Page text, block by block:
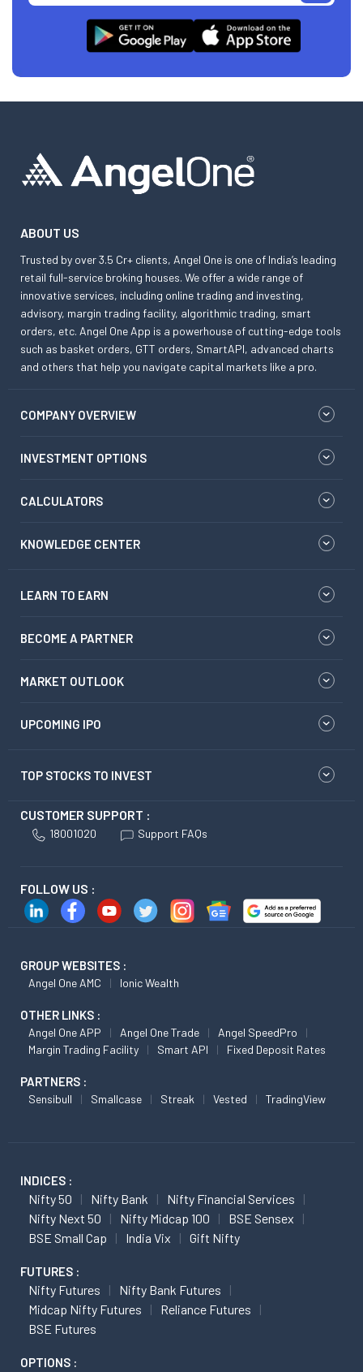
ABOUT US
Trusted by over 3.5 Cr+ clients, Angel One is one of India’s leading
retail full-service broking houses. We offer a wide range of
innovative services, including online trading and investing,
advisory, margin trading facility, algorithmic trading, smart
orders, etc. Angel One App is a powerhouse of cutting-edge tools
such as basket orders, GTT orders, SmartAPI, advanced charts
and others that help you navigate capital markets like a pro.
COMPANY OVERVIEW
INVESTMENT OPTIONS
CALCULATORS
KNOWLEDGE CENTER
LEARN TO EARN
BECOME A PARTNER
MARKET OUTLOOK
UPCOMING IPO
TOP STOCKS TO INVEST
CUSTOMER SUPPORT :
18001020 Support FAQs
FOLLOW US :
GROUP WEBSITES :
Angel One AMC Ionic Wealth
OTHER LINKS :
Angel One APP Angel One Trade
Angel SpeedPro
Margin Trading Facility
Smart API Fixed Deposit Rates
PARTNERS :
Sensibull Smallcase Streak Vested TradingView
INDICES :
Nifty 50 Nifty Bank
Nifty Financial Services
Nifty Next 50
Nifty Midcap 100
BSE Sensex
BSE Small Cap
India Vix Gift Nifty
FUTURES :
Nifty Futures
Nifty Bank Futures
Midcap Nifty Futures
Reliance Futures
BSE Futures
OPTIONS :